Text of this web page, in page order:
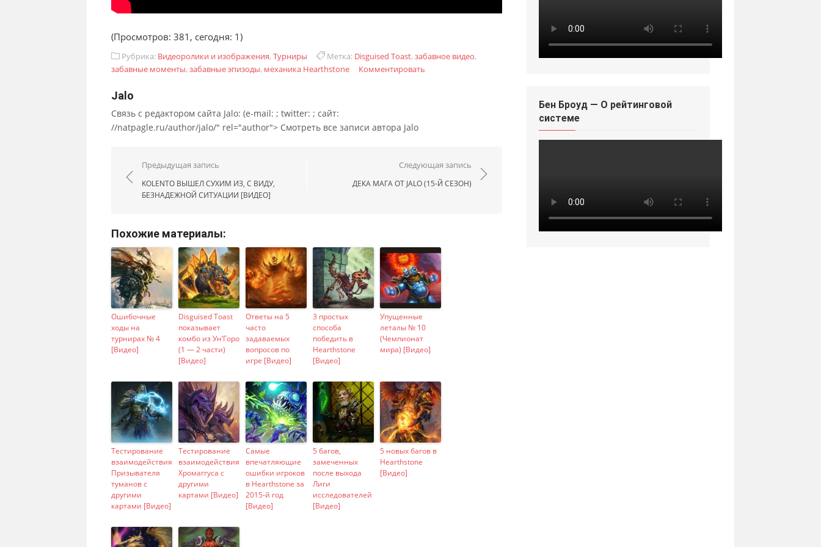
(Просмотров: 381, сегодня: 1)
Рубрика: Видеоролики и изображения, Турниры Метка: Disguised Toast, забавное видео,
забавные моменты, забавные эпизоды, механика Hearthstone Комментировать
Jalo
Связь с редактором сайта Jalo: (e-mail: ; twitter: ; сайт:
//natpagle.ru/author/jalo/" rel="author"> Смотреть все записи автора Jalo
Навигация по записям
Предыдущая запись
KOLENTO ВЫШЕЛ СУХИМ ИЗ, С ВИДУ,
БЕЗНАДЕЖНОЙ СИТУАЦИИ [ВИДЕО]
Следующая запись
ДЕКА МАГА ОТ JALO (15-Й СЕЗОН)
Похожие материалы:
Ошибочные
ходы на
турнирах № 4
[Видео]
Disguised Toast
показывает
комбо из Ун’Горо
(1 — 2 части)
[Видео]
Ответы на 5
часто
задаваемых
вопросов по
игре [Видео]
3 простых
способа
победить в
Hearthstone
[Видео]
Упущенные
леталы № 10
(Чемпионат
мира) [Видео]
Тестирование
взаимодействия
Призывателя
туманов с
другими
картами [Видео]
Тестирование
взаимодействия
Хромаггуса с
другими
картами [Видео]
Самые
впечатляющие
ошибки игроков
в Hearthstone за
2015-й год
[Видео]
5 багов,
замеченных
после выхода
Лиги
исследователей
[Видео]
5 новых багов в
Hearthstone
[Видео]
Бен Броуд — О рейтинговой
системе